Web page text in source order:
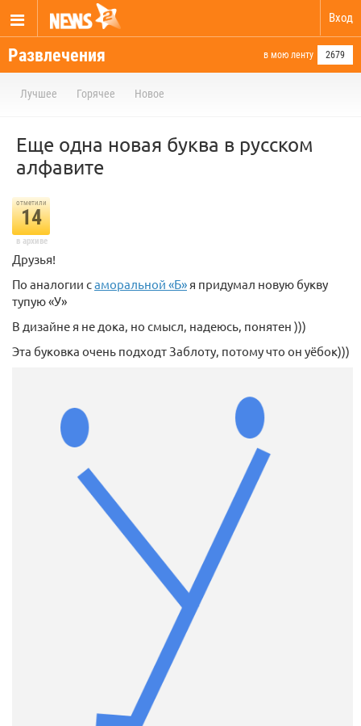
Вход
Развлечения в мою ленту 2679
Лучшее Горячее Новое
Еще одна новая буква в русском
алфавите
отметили
14
в архиве
Друзья!
По аналогии саморальной «Б» я придумал новую букву
тупую «У»
В дизайне я не дока, но смысл, надеюсь, понятен )))
Эта буковка очень подходт Заблоту, потому что он уёбок)))